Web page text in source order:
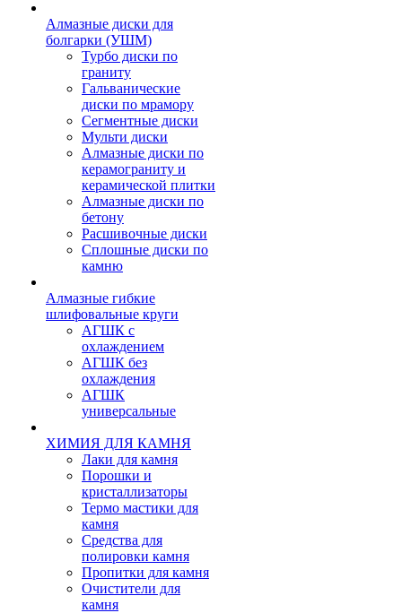
Алмазные диски для
болгарки (УШМ)
Турбо диски по
граниту
Гальванические
диски по мрамору
Сегментные диски
Мульти диски
Алмазные диски по
керамограниту и
керамической плитки
Алмазные диски по
бетону
Расшивочные диски
Сплошные диски по
камню
Алмазные гибкие
шлифовальные круги
АГШК с
охлаждением
АГШК без
охлаждения
АГШК
универсальные
ХИМИЯ ДЛЯ КАМНЯ
Лаки для камня
Порошки и
кристаллизаторы
Термо мастики для
камня
Средства для
полировки камня
Пропитки для камня
Очистители для
камня